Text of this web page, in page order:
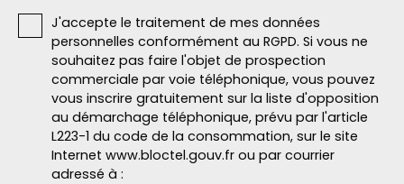
J'accepte le traitement de mes données
personnelles conformément au RGPD. Si vous ne
souhaitez pas faire l'objet de prospection
commerciale par voie téléphonique, vous pouvez
vous inscrire gratuitement sur la liste d'opposition
au démarchage téléphonique, prévu par l'article
L223-1 du code de la consommation, sur le site
Internet www.bloctel.gouv.fr ou par courrier
adressé à :